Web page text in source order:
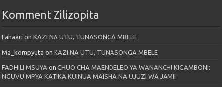
Komment Zilizopita
Fahaari onKAZI NA UTU, TUNASONGA MBELE
Ma_kompyuta onKAZI NA UTU, TUNASONGA MBELE
FADHILI MSUYA onCHUO CHA MAENDELEO YA WANANCHI KIGAMBONI:
NGUVU MPYA KATIKA KUINUA MAISHA NA UJUZI WA JAMII